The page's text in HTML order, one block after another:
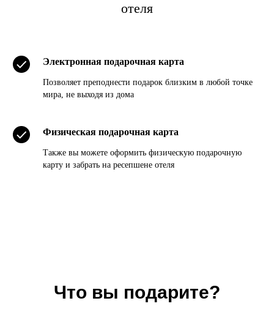
отеля
Электронная подарочная карта
Позволяет преподнести подарок близким в любой точке
мира, не выходя из дома
Физическая подарочная карта
Также вы можете оформить физическую подарочную
карту и забрать на ресепшене отеля
Что вы подарите?